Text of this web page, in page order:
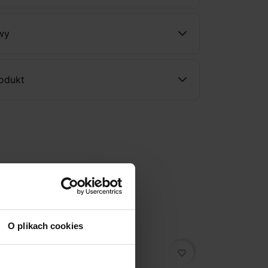
O plikach cookies
favorite_border